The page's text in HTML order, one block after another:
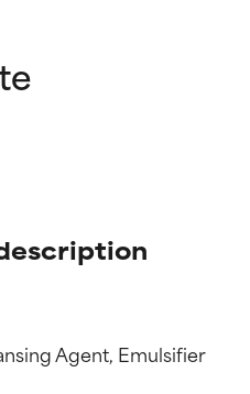
Agent, Emulsifier